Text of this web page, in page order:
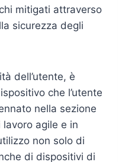
mitigati attraverso
sicurezza degli
dell’utente, è
che l’utente
nella sezione
agile e in
non solo di
di dispositivi di